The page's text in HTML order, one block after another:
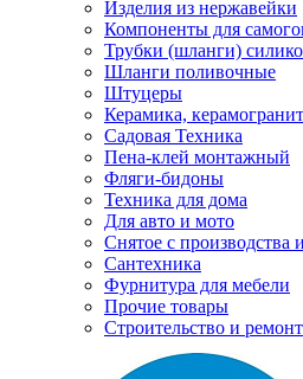
Изделия из нержавейки
Компоненты для
Трубки (шланги)
Шланги поливочные
Штуцеры
Керамика, керамогранит
Садовая Техника
Пена-клей монтажный
Фляги-бидоны
Техника для дома
Для авто и мото
Снятое с производства
Сантехника
Фурнитура для мебели
Прочие товары
Строительство и ремонт